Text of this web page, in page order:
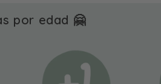
por edad 🤗